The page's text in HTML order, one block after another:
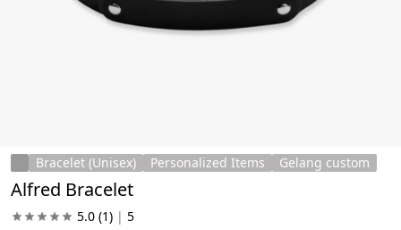
Bracelet (Unisex) Personalized Items Gelang custom
Alfred Bracelet
5.0 (1) | 5